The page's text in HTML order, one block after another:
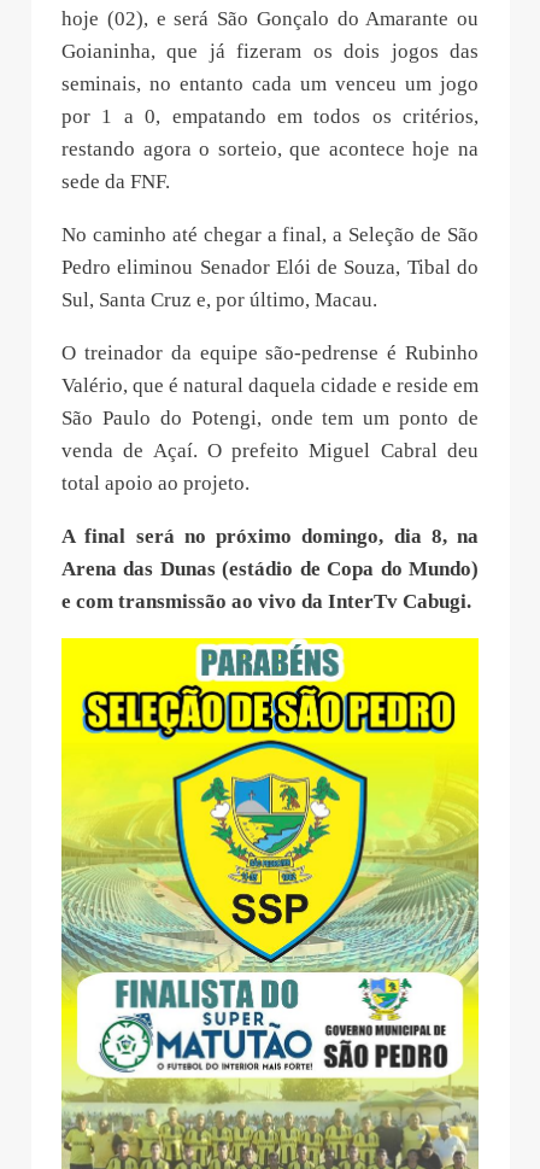
hoje (02), e será São Gonçalo do Amarante ou
Goianinha, que já fizeram os dois jogos das
seminais, no entanto cada um venceu um jogo
por 1 a 0, empatando em todos os critérios,
restando agora o sorteio, que acontece hoje na
sede da FNF.
No caminho até chegar a final, a Seleção de São
Pedro eliminou Senador Elói de Souza, Tibal do
Sul, Santa Cruz e, por último, Macau.
O treinador da equipe são-pedrense é Rubinho
Valério, que é natural daquela cidade e reside em
São Paulo do Potengi, onde tem um ponto de
venda de Açaí. O prefeito Miguel Cabral deu
total apoio ao projeto.
A final será no próximo domingo, dia 8, na
Arena das Dunas (estádio de Copa do Mundo)
e com transmissão ao vivo da InterTv Cabugi.